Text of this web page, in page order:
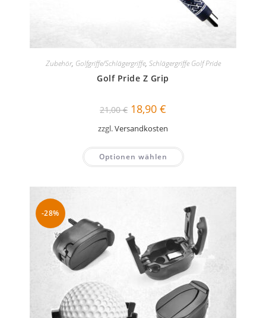
Zubehör, Golfgriffe/Schlägergriffe, Schlägergriffe Golf Pride
Golf Pride Z Grip
21,00€ Ursprünglicher
Preis
war:
21,00 €
18,90 €
18,90 €.
zzgl.Versandkosten
Optionen wählen
-28%